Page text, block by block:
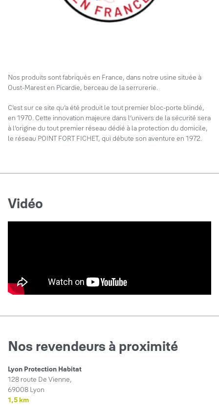
Nos produits sont fabriqués en France, dans notre usine située à
Oust-Marest en Picardie, berceau de la serrurerie.
C’est sur ce site qu’a été produit le tout premier bloc-porte blindé,
en 1970. Cette innovation majeure dans l’univers de la sécurité sera
à l’origine du tout premier réseau dédié à la protection du domicile,
le réseau POINT FORT FICHET, qui débute son aventure en 1972.
Vidéo
Nos revendeurs à proximité
Lyon Protection Habitat
128 route De Vienne,
69008 Lyon
1,5 km